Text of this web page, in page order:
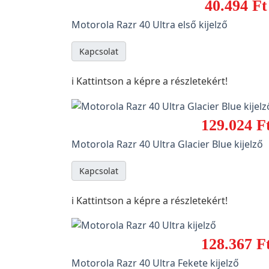
40.494 Ft
Motorola Razr 40 Ultra első kijelző
Kapcsolat
ℹ️ Kattintson a képre a részletekért!
129.024
Motorola Razr 40 Ultra Glacier Blue kijelző
Kapcsolat
ℹ️ Kattintson a képre a részletekért!
128.367
Motorola Razr 40 Ultra Fekete kijelző